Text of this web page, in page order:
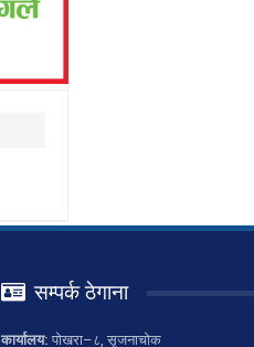
सम्पर्क ठेगाना
कार्यालय: पोखरा–८, सृजनाचोक